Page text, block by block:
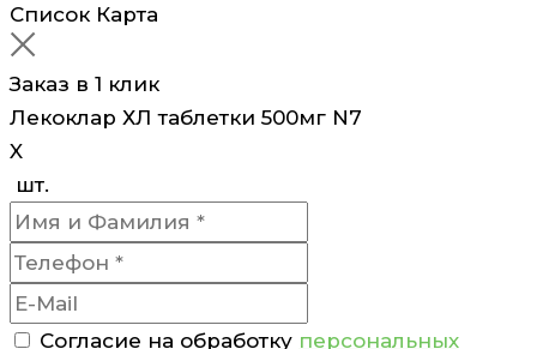
Список Карта
Заказ в 1 клик
Лекоклар ХЛ таблетки 500мг N7
X
шт.
Согласие на обработку персональных